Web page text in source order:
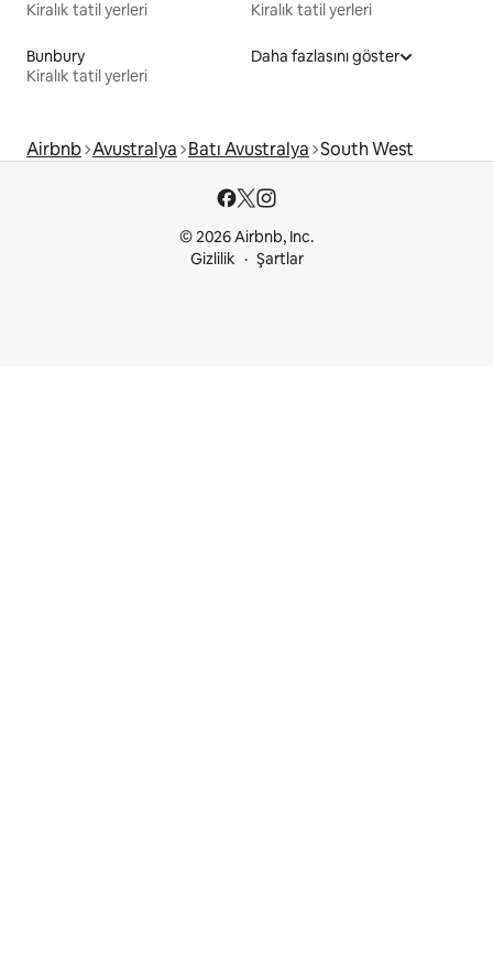
Kiralık tatil yerleri
Kiralık tatil yerleri
Bunbury
Kiralık tatil yerleri
Daha fazlasını göster
Airbnb Avustralya Batı Avustralya South West
© 2026 Airbnb, Inc.
Gizlilik
Şartlar